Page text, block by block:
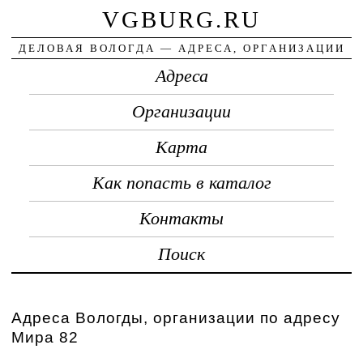
VGBURG.RU
ДЕЛОВАЯ ВОЛОГДА — АДРЕСА, ОРГАНИЗАЦИИ
Адреса
Организации
Карта
Как попасть в каталог
Контакты
Поиск
Адреса Вологды, организации по адресу
Мира 82